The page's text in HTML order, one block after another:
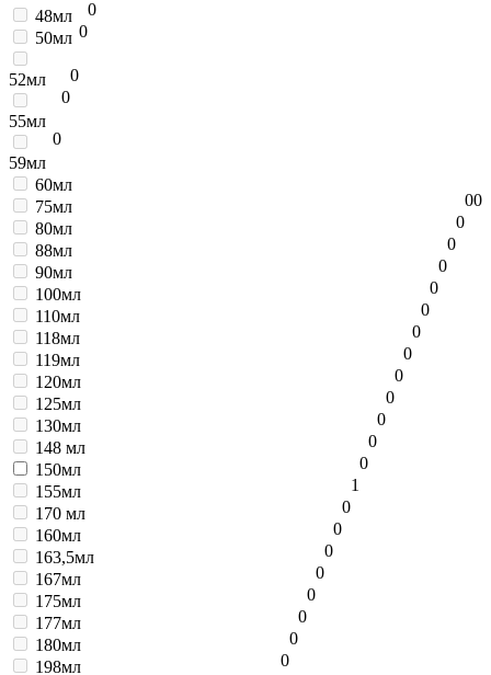
0
48мл
0
50мл
0
52мл
0
55мл
0
59мл
0
60мл
0
75мл
0
80мл
0
88мл
0
90мл
0
100мл
0
110мл
0
118мл
0
119мл
0
120мл
0
125мл
0
130мл
0
148 мл
0
150мл
1
155мл
0
170 мл
0
160мл
0
163,5мл
0
167мл
0
175мл
0
177мл
0
180мл
0
198мл